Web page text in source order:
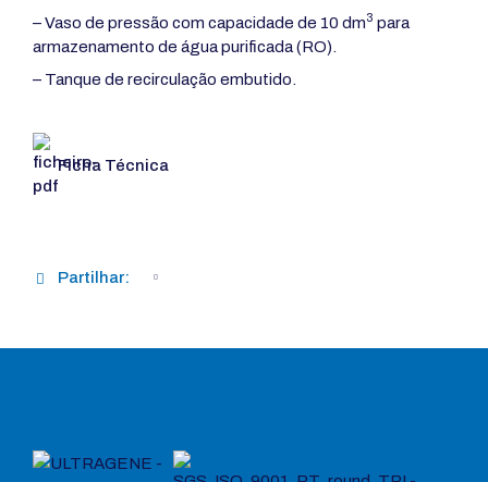
– Vaso de pressão com capacidade de 10 dm3 para
armazenamento de água purificada (RO).
– Tanque de recirculação embutido.
Ficha Técnica
Partilhar: